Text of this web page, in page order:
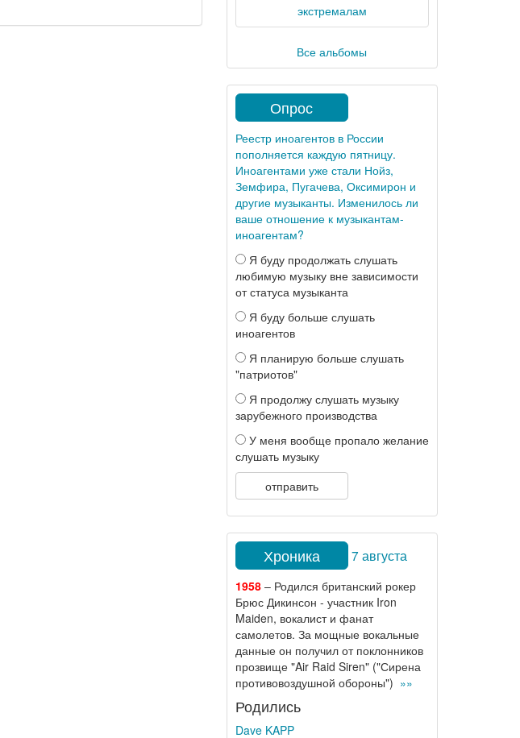
экстремалам
Все альбомы
Опрос
Реестр иноагентов в России
пополняется каждую пятницу.
Иноагентами уже стали Нойз,
Земфира, Пугачева, Оксимирон и
другие музыканты. Изменилось ли
ваше отношение к музыкантам-
иноагентам?
Я буду продолжать слушать
любимую музыку вне зависимости
от статуса музыканта
Я буду больше слушать
иноагентов
Я планирую больше слушать
"патриотов"
Я продолжу слушать музыку
зарубежного производства
У меня вообще пропало желание
слушать музыку
отправить
Хроника 7 августа
1958– Родился британский рокер
Брюс Дикинсон - участник Iron
Maiden, вокалист и фанат
самолетов. За мощные вокальные
данные он получил от поклонников
прозвище "Air Raid Siren" ("Сирена
противовоздушной обороны") »»
Родились
Dave KAPP